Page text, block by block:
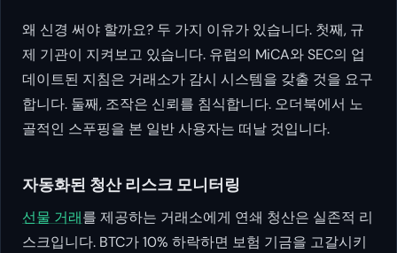
왜 신경 써야 할까요? 두 가지 이유가 있습니다. 첫째, 규
제 기관이 지켜보고 있습니다. 유럽의 MiCA와 SEC의 업
데이트된 지침은 거래소가 감시 시스템을 갖출 것을 요구
합니다. 둘째, 조작은 신뢰를 침식합니다. 오더북에서 노
골적인 스푸핑을 본 일반 사용자는 떠날 것입니다.
자동화된 청산 리스크 모니터링
선물 거래를 제공하는 거래소에게 연쇄 청산은 실존적 리
스크입니다. BTC가 10% 하락하면 보험 기금을 고갈시키